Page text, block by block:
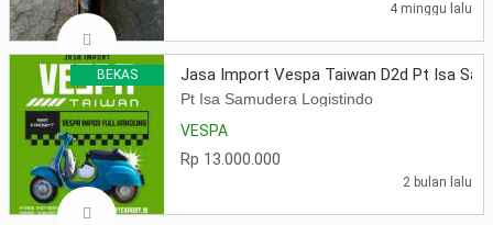
4 minggu lalu
BEKAS Jasa Import Vespa Taiwan D2d Pt Isa
Pt Isa Samudera Logistindo
VESPA
Rp 13.000.000
2 bulan lalu